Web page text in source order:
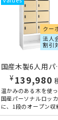
クー
法人
割引
国産木製6人用パー
¥ 139,980
温かみのある木を使
国産パーソナルロッ
に、1段のオープン収
組み合わせたセットで